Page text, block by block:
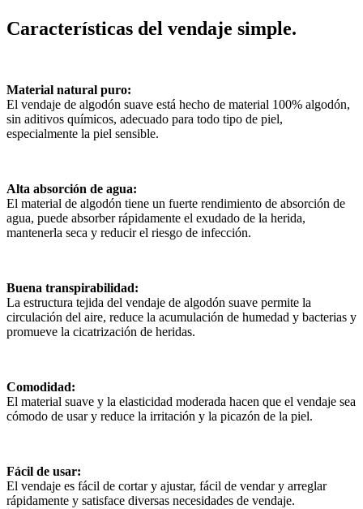
Características del vendaje simple.
Material natural puro:
El vendaje de algodón suave está hecho de material 100% algodón,
sin aditivos químicos, adecuado para todo tipo de piel,
especialmente la piel sensible.
Alta absorción de agua:
El material de algodón tiene un fuerte rendimiento de absorción de
agua, puede absorber rápidamente el exudado de la herida,
mantenerla seca y reducir el riesgo de infección.
Buena transpirabilidad:
La estructura tejida del vendaje de algodón suave permite la
circulación del aire, reduce la acumulación de humedad y bacterias y
promueve la cicatrización de heridas.
Comodidad:
El material suave y la elasticidad moderada hacen que el vendaje sea
cómodo de usar y reduce la irritación y la picazón de la piel.
Fácil de usar:
El vendaje es fácil de cortar y ajustar, fácil de vendar y arreglar
rápidamente y satisface diversas necesidades de vendaje.